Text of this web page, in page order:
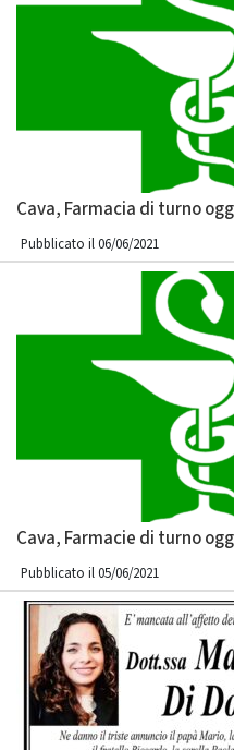
Cava, Farmacia di turno
Pubblicato il 06/06/2021
Cava, Farmacie di turno
Pubblicato il 05/06/2021